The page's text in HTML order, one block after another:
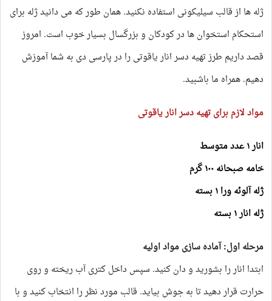
ژله ها از قالب سیلیکونی استفاده نکنید. همان طور که می دانید ژله برای
استحکام استخوان ها در کودکان و بزرگسال بسیار خوب است. امروز
قصد داریم طرز تهیه دسر انار یاقوتی را در پارسی دی به شما آموزش
دهیم. همراه ما باشبید.
مواد لازم برای تهیه دسر انار یاقوتی
انار ۱ عدد متوسط
خامه‏ صبحانه ۱۰۰ گرم
ژله آلوئه ورا ۱ بسته
ژله انار ۱ بسته
مرحله اول: آماده سازی مواد اولیه
ابتدا انار را بشورید و دان کنید. سپس داخل کتری آب ریخته و روی
حرارت قرار دهید تا به جوش بیاید. قالب مورد نظر را انتخاب کنید و با